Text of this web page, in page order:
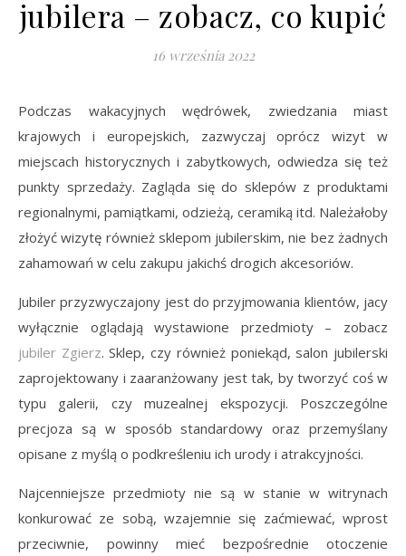
jubilera – zobacz, co kupić
16 września 2022
Podczas wakacyjnych wędrówek, zwiedzania miast
krajowych i europejskich, zazwyczaj oprócz wizyt w
miejscach historycznych i zabytkowych, odwiedza się też
punkty sprzedaży. Zagląda się do sklepów z produktami
regionalnymi, pamiątkami, odzieżą, ceramiką itd. Należałoby
złożyć wizytę również sklepom jubilerskim, nie bez żadnych
zahamowań w celu zakupu jakichś drogich akcesoriów.
Jubiler przyzwyczajony jest do przyjmowania klientów, jacy
wyłącznie oglądają wystawione przedmioty – zobacz
jubiler Zgierz. Sklep, czy również poniekąd, salon jubilerski
zaprojektowany i zaaranżowany jest tak, by tworzyć coś w
typu galerii, czy muzealnej ekspozycji. Poszczególne
precjoza są w sposób standardowy oraz przemyślany
opisane z myślą o podkreśleniu ich urody i atrakcyjności.
Najcenniejsze przedmioty nie są w stanie w witrynach
konkurować ze sobą, wzajemnie się zaćmiewać, wprost
przeciwnie, powinny mieć bezpośrednie otoczenie